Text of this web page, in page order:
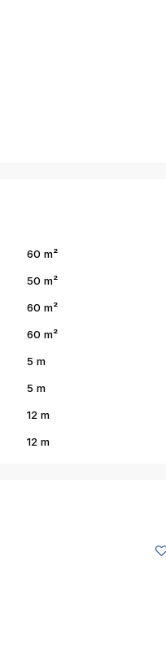
de vida e praticidade.
60 m²
50 m²
60 m²
60 m²
5 m
5 m
12 m
12 m